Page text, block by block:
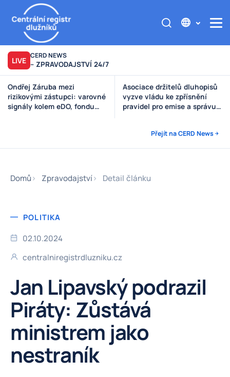
LIVE CERD NEWS
– ZPRAVODAJSTVÍ 24/7
Asociace držitelů dluhopisů
vyzve vládu ke zpřísnění
pravidel pro emise a správu
Výzva poškozeným věřitelům
Štěpánek Auto
Přejít na CERD News
Domů Zpravodajství Detail článku
POLITIKA
02.10.2024
centralniregistrdluzniku.cz
Jan Lipavský podrazil
Piráty: Zůstává
ministrem jako
nestraník